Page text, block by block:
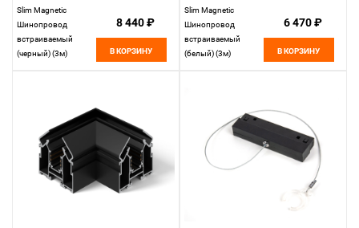
Slim Magnetic
Шинопровод
встраиваемый
(черный) (3м)
8 440 ₽
В КОРЗИНУ
Slim Magnetic
Шинопровод
встраиваемый
(белый) (3м)
6 470 ₽
В КОРЗИНУ